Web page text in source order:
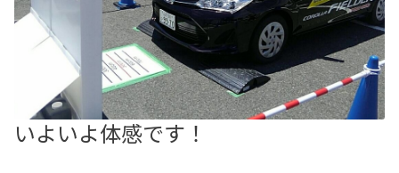
いよいよ体感です！